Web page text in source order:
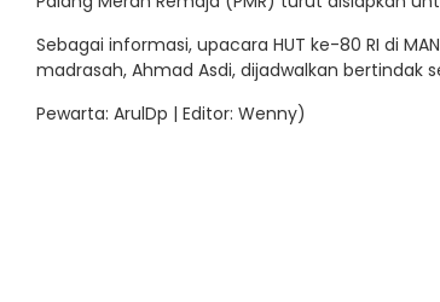
Sebagai informasi, upacara HUT ke-80 RI di
madrasah, Ahmad Asdi, dijadwalkan bertindak
Pewarta: ArulDp | Editor: Wenny)